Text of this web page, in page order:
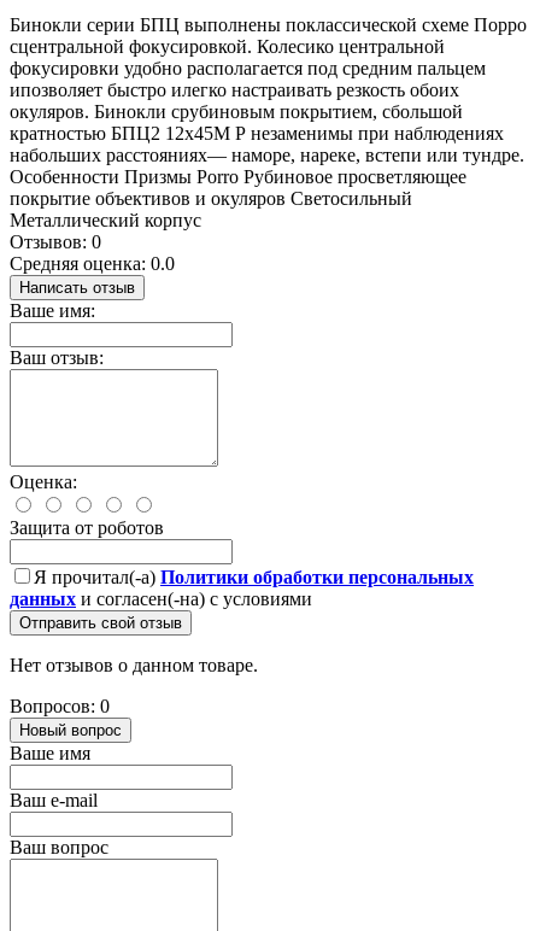
Бинокли серии БПЦ выполнены поклассической схеме Порро
сцентральной фокусировкой. Колесико центральной
фокусировки удобно располагается под средним пальцем
ипозволяет быстро илегко настраивать резкость обоих
окуляров. Бинокли срубиновым покрытием, сбольшой
кратностью БПЦ2 12x45М Р незаменимы при наблюдениях
набольших расстояниях— наморе, нареке, встепи или тундре.
Особенности Призмы Porro Рубиновое просветляющее
покрытие объективов и окуляров Светосильный
Металлический корпус
Отзывов: 0
Средняя оценка: 0.0
Написать отзыв
Ваше имя:
Ваш отзыв:
Оценка:
Защита от роботов
Я прочитал(-а) Политики обработки персональных
данных и согласен(-на) с условиями
Отправить свой отзыв
Нет отзывов о данном товаре.
Вопросов: 0
Новый вопрос
Ваше имя
Ваш e-mail
Ваш вопрос